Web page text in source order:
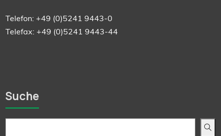
Telefon: +49 (0)5241 9443-0
Telefax: +49 (0)5241 9443-44
Suche